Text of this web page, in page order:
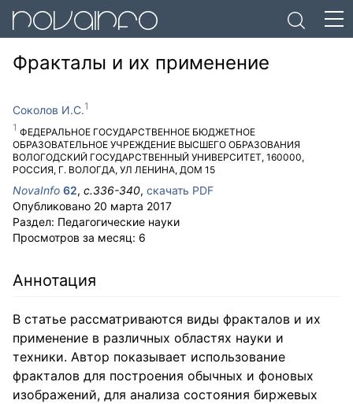
Фракталы и их применение
Соколов И.С.
ФЕДЕРАЛЬНОЕ ГОСУДАРСТВЕННОЕ БЮДЖЕТНОЕ
ОБРАЗОВАТЕЛЬНОЕ УЧРЕЖДЕНИЕ ВЫСШЕГО ОБРАЗОВАНИЯ
ВОЛОГОДСКИЙ ГОСУДАРСТВЕННЫЙ УНИВЕРСИТЕТ, 160000,
РОССИЯ, Г. ВОЛОГДА, УЛ ЛЕНИНА, ДОМ 15
NovaInfo 62, с.336-340, скачать PDF
Опубликовано 20 марта 2017
Раздел: Педагогические науки
Просмотров за месяц: 6
Аннотация
В статье рассматриваются виды фракталов и их
применение в различных областях науки и
техники. Автор показывает использование
фракталов для построения обычных и фоновых
изображений, для анализа состояния биржевых